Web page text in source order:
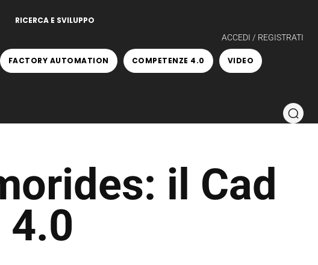
RICERCA E SVILUPPO
ACCEDI / REGISTRATI
FACTORY AUTOMATION COMPETENZE 4.0 VIDEO
il Cad
4.0